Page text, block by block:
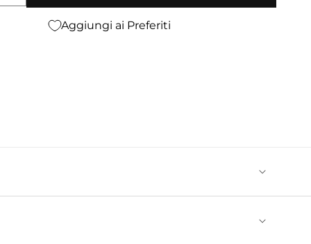
quantità
Aggiungi ai Preferiti